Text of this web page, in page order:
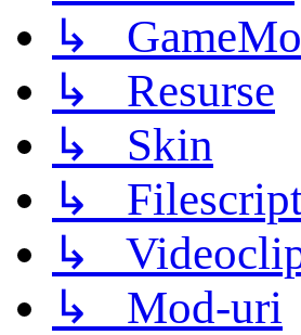
↳
↳ Resurse
↳ Skin
↳
↳
↳ Mod-uri